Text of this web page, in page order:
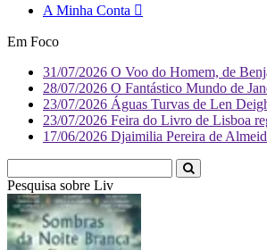
A Minha Conta
Em Foco
31/07/2026 O Voo do Homem, de
28/07/2026 O Fantástico Mundo de
23/07/2026 Águas Turvas de Len
23/07/2026 Feira do Livro de Lisboa
17/06/2026 Djaimilia Pereira de
Pesquisa sobre Literatura